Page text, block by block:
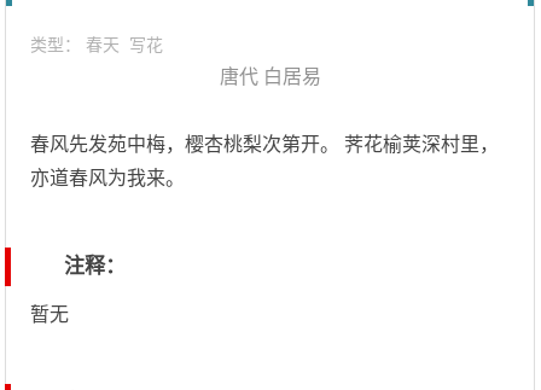
类型： 春天 写花
唐代 白居易
春风先发苑中梅，樱杏桃梨次第开。 荠花榆荚深村里，
亦道春风为我来。
注释：
暂无